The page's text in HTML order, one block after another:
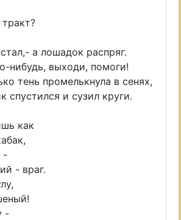
а лошадок распряг.
нибудь, выходи, помоги!
тень промелькнула в сенях,
спустился и сузил круги.
как
-
- враг.
-